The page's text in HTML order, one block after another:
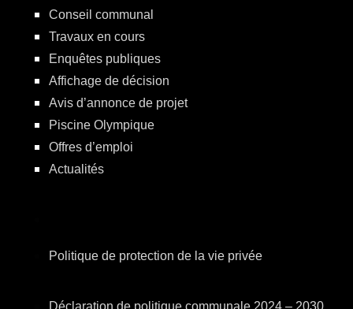
Conseil communal
Travaux en cours
Enquêtes publiques
Affichage de décision
Avis d’annonce de projet
Piscine Olympique
Offres d’emploi
Actualités
Politique de protection de la vie privée
Déclaration de politique communale 2024 – 2030